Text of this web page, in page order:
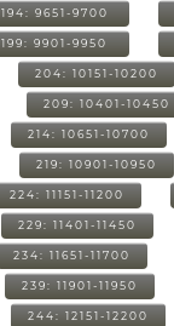
194: 9651-9700
199: 9901-9950
204: 10151-10200
209: 10401-10450
214: 10651-10700
219: 10901-10950
224: 11151-11200
229: 11401-11450
234: 11651-11700
239: 11901-11950
244: 12151-12200